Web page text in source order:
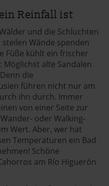
Reinfall ist
und die Schluchten
Wände spenden
Füße kühlt ein frischer
Möglichst alte Sandalen
die
führen nicht nur am
ihn durch. Immer
von einer Seite zur
oder Walking-
Wert. Aber, wer hat
Temperaturen ein Bad
Schöne
am Río Higuerón